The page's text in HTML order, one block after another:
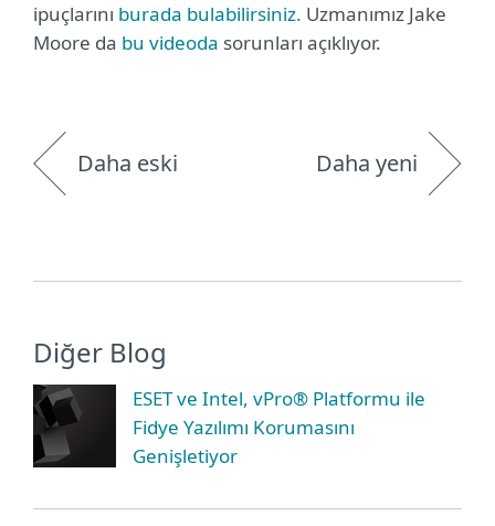
ipuçlarını burada bulabilirsiniz. Uzmanımız Jake
Moore da bu videoda sorunları açıklıyor.
Daha eski Daha yeni
Diğer Blog
ESET ve Intel, vPro® Platformu ile
Fidye Yazılımı Korumasını
Genişletiyor